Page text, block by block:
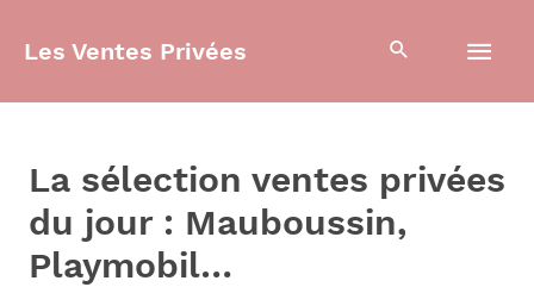
Les Ventes Privées
La sélection ventes privées
du jour : Mauboussin,
Playmobil…